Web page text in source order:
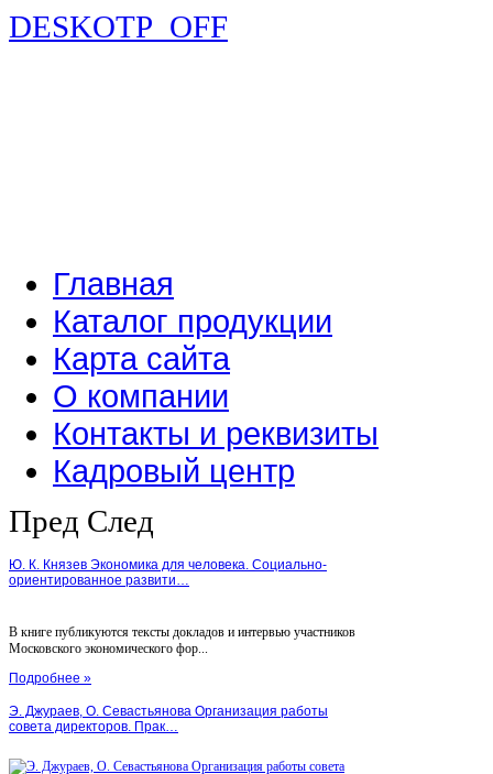
DESKOTP_OFF
Главная
Каталог продукции
Карта сайта
О компании
Контакты и реквизиты
Кадровый центр
Пред След
Ю. К. Князев Экономика для человека. Социально-
ориентированное развити…
В книге публикуются тексты докладов и интервью участников
Московского экономического фор...
Подробнее »
Э. Джураев, О. Севастьянова Организация работы
совета директоров. Прак…